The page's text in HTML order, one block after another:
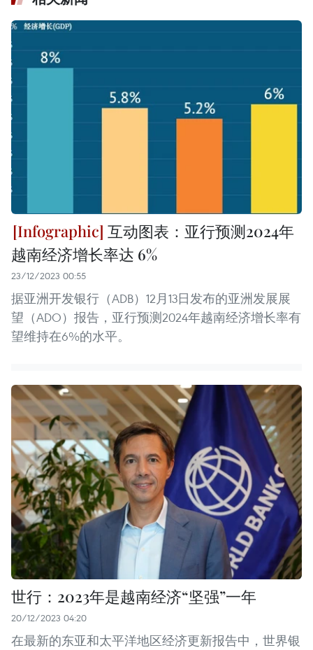
互动图表：亚行预测2024年
越南经济增长率达 6%
23/12/2023 00:55
据亚洲开发银行（ADB）12月13日发布的亚洲发展展
望（ADO）报告，亚行预测2024年越南经济增长率有
望维持在6%的水平。
世行：2023年是越南经济“坚强”一年
20/12/2023 04:20
在最新的东亚和太平洋地区经济更新报告中，世界银